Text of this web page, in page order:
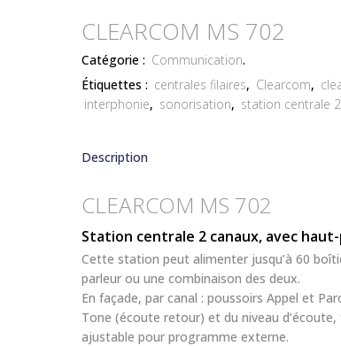
CLEARCOM MS 702
Catégorie : Communication.
Étiquettes : centrales filaires, Clearcom,
interphonie, sonorisation, station centrale
Description
CLEARCOM MS 702
Station centrale 2 canaux, avec
Cette station peut alimenter jusqu’à 60
parleur ou une combinaison des deux.
En façade, par canal : poussoirs Appel et
Tone (écoute retour) et du niveau
ajustable pour programme externe.